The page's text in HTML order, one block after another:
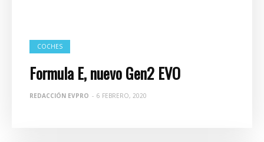
COCHES
Formula E, nuevo Gen2 EVO
REDACCIÓN EVPRO - 6 FEBRERO, 2020